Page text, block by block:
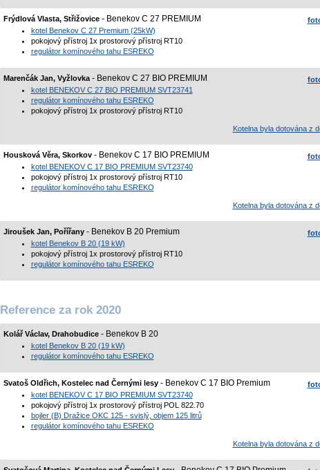
Frýdlová Vlasta, Střižovice - Benekov C 27 PREMIUM
kotel Benekov C 27 Premium (25kW)
pokojový přístroj 1x prostorový přístroj RT10
regulátor komínového tahu ESREKO
Marenčák Jan, Vyžlovka- Benekov C 27 BIO PREMIUM
kotel BENEKOV C 27 BIO PREMIUM SVT23741
regulátor komínového tahu ESREKO
pokojový přístroj 1x prostorový přístroj RT10
Kotelna byla dotována z
Housková Věra, Skorkov - Benekov C 17 BIO PREMIUM
kotel BENEKOV C 17 BIO PREMIUM SVT23740
pokojový přístroj 1x prostorový přístroj RT10
regulátor komínového tahu ESREKO
Kotelna byla dotována z
Jiroušek Jan, Pořířany - Benekov B 20 Premium
kotel Benekov B 20 (19 kW)
pokojový přístroj 1x prostorový přístroj RT10
regulátor komínového tahu ESREKO
Reference za rok 2020
Kolář Václav, Drahobudice - Benekov B 20
kotel Benekov B 20 (19 kW)
regulátor komínového tahu ESREKO
Svatoš Oldřich, Kostelec nad Černými lesy - Benekov C 17 BIO Premium
kotel BENEKOV C 17 BIO PREMIUM SVT23740
pokojový přístroj 1x prostorový přístroj POL 822.70
bojler (B) Dražice OKC 125 - svislý, objem 125 litrů
regulátor komínového tahu ESREKO
Kotelna byla dotována z